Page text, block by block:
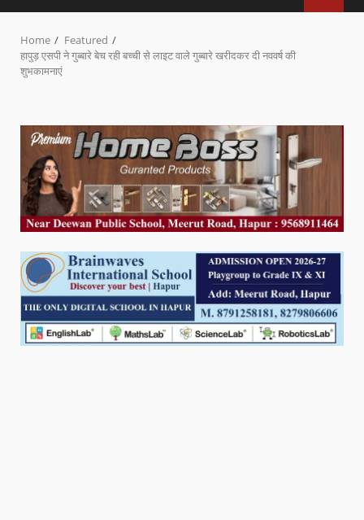
Home
Featured
हापुड़ एसपी ने गुब्बारे बेच रही बच्ची से लाइट वाले गुब्बारे खरीदकर दी नववर्ष की
शुभकामनाएं